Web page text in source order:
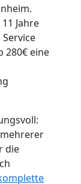
Jahre
280€ eine
die